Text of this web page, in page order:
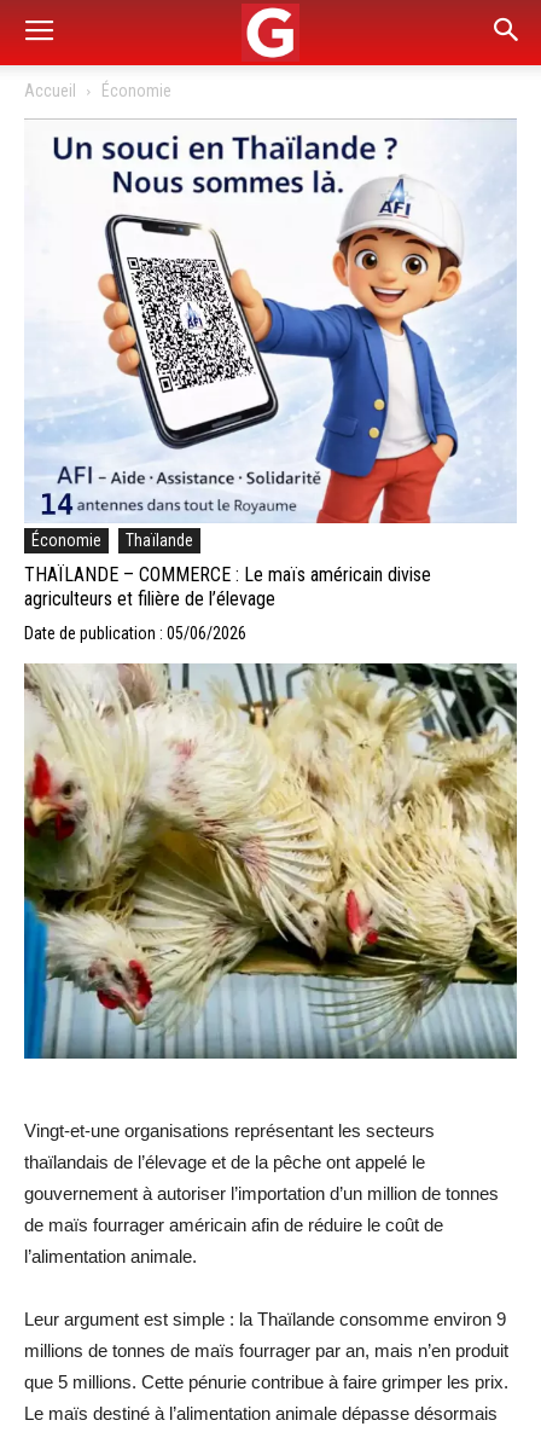
Accueil Économie
Économie Thaïlande
THAÏLANDE – COMMERCE : Le maïs américain divise
agriculteurs et filière de l’élevage
Date de publication : 05/06/2026
Vingt-et-une organisations représentant les secteurs
thaïlandais de l’élevage et de la pêche ont appelé le
gouvernement à autoriser l’importation d’un million de tonnes
de maïs fourrager américain afin de réduire le coût de
l’alimentation animale.
Leur argument est simple : la Thaïlande consomme environ 9
millions de tonnes de maïs fourrager par an, mais n’en produit
que 5 millions. Cette pénurie contribue à faire grimper les prix.
Le maïs destiné à l’alimentation animale dépasse désormais